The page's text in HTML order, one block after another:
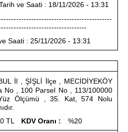
ve Saati : 18/11/2026 - 13:31
Saati : 25/11/2026 - 13:31
İl , ŞİŞLİ İlçe , MECİDİYEKÖY
No , 100 Parsel No , 113/100000
Ölçümü , 35. Kat, 574 Nolu
TL KDV Oranı : %20